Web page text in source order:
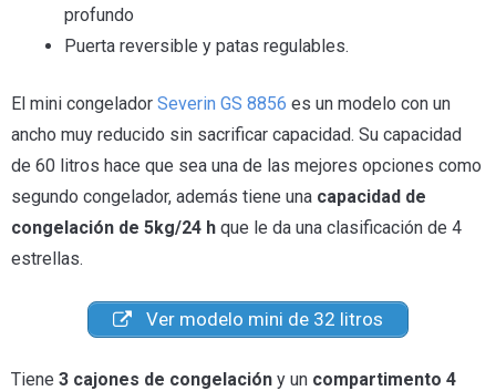
profundo
Puerta reversible y patas regulables.
El mini congelador Severin GS 8856 es un modelo con un
ancho muy reducido sin sacrificar capacidad. Su capacidad
de 60 litros hace que sea una de las mejores opciones como
segundo congelador, además tiene una capacidad de
congelación de 5kg/24 h que le da una clasificación de 4
estrellas.
Ver modelo mini de 32 litros
Tiene 3 cajones de congelación y un compartimento 4